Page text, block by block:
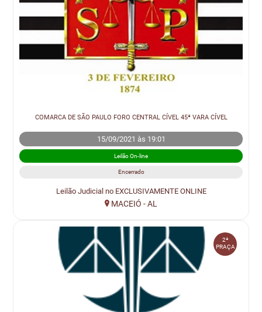
COMARCA DE SÃO PAULO FORO CENTRAL CÍVEL 45ª VARA CÍVEL
15/09/2021 às 19:01
Leilão On-line
Encerrado
Leilão Judicial no EXCLUSIVAMENTE ONLINE
MACEIÓ - AL
2ª
PRAÇA